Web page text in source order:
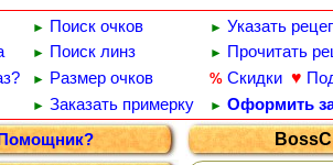
► Поиск очков ► Указать
► Поиск линз ► Прочитать
► Размер очков % Скидки ♥
► Заказать примерку ► Оформить
Помощник?